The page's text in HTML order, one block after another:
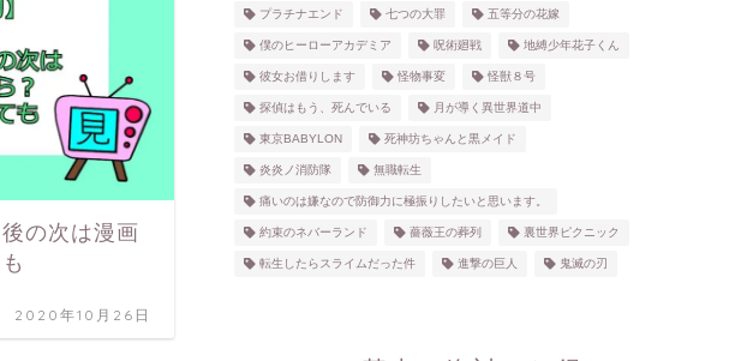
の次は漫画
2020年10月26日
プラチナエンド 七つの大罪 五等分の花嫁
僕のヒーローアカデミア 呪術廻戦 地縛少年花子くん
彼女お借りします 怪物事変 怪獣８号
探偵はもう、死んでいる 月が導く異世界道中
東京BABYLON 死神坊ちゃんと黒メイド
炎炎ノ消防隊 無職転生
痛いのは嫌なので防御力に極振りしたいと思います。
約束のネバーランド 薔薇王の葬列 裏世界ピクニック
転生したらスライムだった件 進撃の巨人 鬼滅の刃